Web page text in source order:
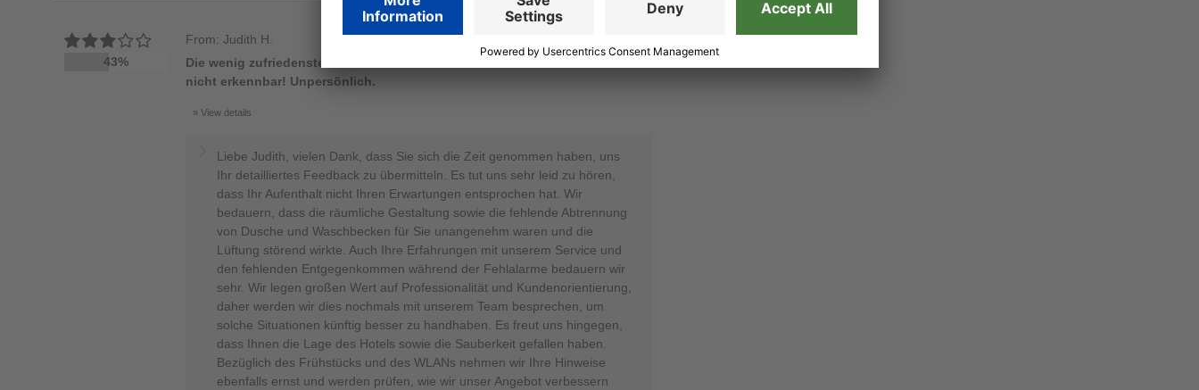
43%
From: Judith H.
Die wenig zufriedenstellende räumliche Situation war online auf den Fotos
nicht erkennbar! Unpersönlich.
View details
Liebe Judith, vielen Dank, dass Sie sich die Zeit genommen haben, uns
Ihr detailliertes Feedback zu übermitteln. Es tut uns sehr leid zu hören,
dass Ihr Aufenthalt nicht Ihren Erwartungen entsprochen hat. Wir
bedauern, dass die räumliche Gestaltung sowie die fehlende Abtrennung
von Dusche und Waschbecken für Sie unangenehm waren und die
Lüftung störend wirkte. Auch Ihre Erfahrungen mit unserem Service und
den fehlenden Entgegenkommen während der Fehlalarme bedauern wir
sehr. Wir legen großen Wert auf Professionalität und Kundenorientierung,
daher werden wir dies nochmals mit unserem Team besprechen, um
solche Situationen künftig besser zu handhaben. Es freut uns hingegen,
dass Ihnen die Lage des Hotels sowie die Sauberkeit gefallen haben.
Bezüglich des Frühstücks und des WLANs nehmen wir Ihre Hinweise
ebenfalls ernst und werden prüfen, wie wir unser Angebot verbessern
25.08.25